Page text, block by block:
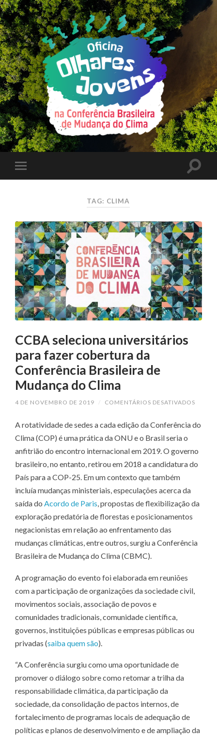
TAG: CLIMA
CCBA seleciona universitários
para fazer cobertura da
Conferência Brasileira de
Mudança do Clima
4 DE NOVEMBRO DE 2019 / COMENTÁRIOS DESATIVADOS
DA
A rotatividade de sedes a cada edição da Conferência do
Clima (COP) é uma prática da ONU e o Brasil seria o
anfitrião do encontro internacional em 2019. O governo
brasileiro, no entanto, retirou em 2018 a candidatura do
País para a COP-25. Em um contexto que também
incluía mudanças ministeriais, especulações acerca da
saída doAcordo de Paris, propostas de flexibilização da
exploração predatória de florestas e posicionamentos
negacionistas em relação ao enfrentamento das
mudanças climáticas, entre outros, surgiu a Conferência
Brasileira de Mudança do Clima (CBMC).
A programação do evento foi elaborada em reuniões
com a participação de organizações da sociedade civil,
movimentos sociais, associação de povos e
comunidades tradicionais, comunidade científica,
governos, instituições públicas e empresas públicas ou
privadas (saiba quem são).
“A Conferência surgiu como uma oportunidade de
promover o diálogo sobre como retomar a trilha da
responsabilidade climática, da participação da
sociedade, da consolidação de pactos internos, de
fortalecimento de programas locais de adequação de
políticas e planos de desenvolvimento e de ampliação da